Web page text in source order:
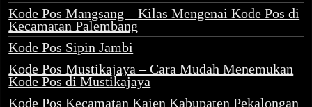
Kode Pos Mangsang – Kilas Mengenai Kode Pos di
Kecamatan Palembang
Kode Pos Sipin Jambi
Kode Pos Mustikajaya – Cara Mudah Menemukan
Kode Pos di Mustikajaya
Kode Pos Kecamatan Kajen Kabupaten Pekalongan